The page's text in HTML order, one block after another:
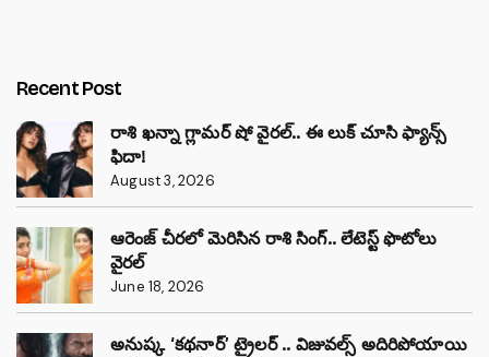
Recent Post
రాశి ఖన్నా గ్లామర్ షో వైరల్.. ఈ లుక్ చూసి ఫ్యాన్స్
ఫిదా!
August 3, 2026
ఆరెంజ్ చీరలో మెరిసిన రాశి సింగ్.. లేటెస్ట్ ఫొటోలు
వైరల్
June 18, 2026
అనుష్క ‘కథనార్’ ట్రైలర్ .. విజువల్స్ అదిరిపోయాయి